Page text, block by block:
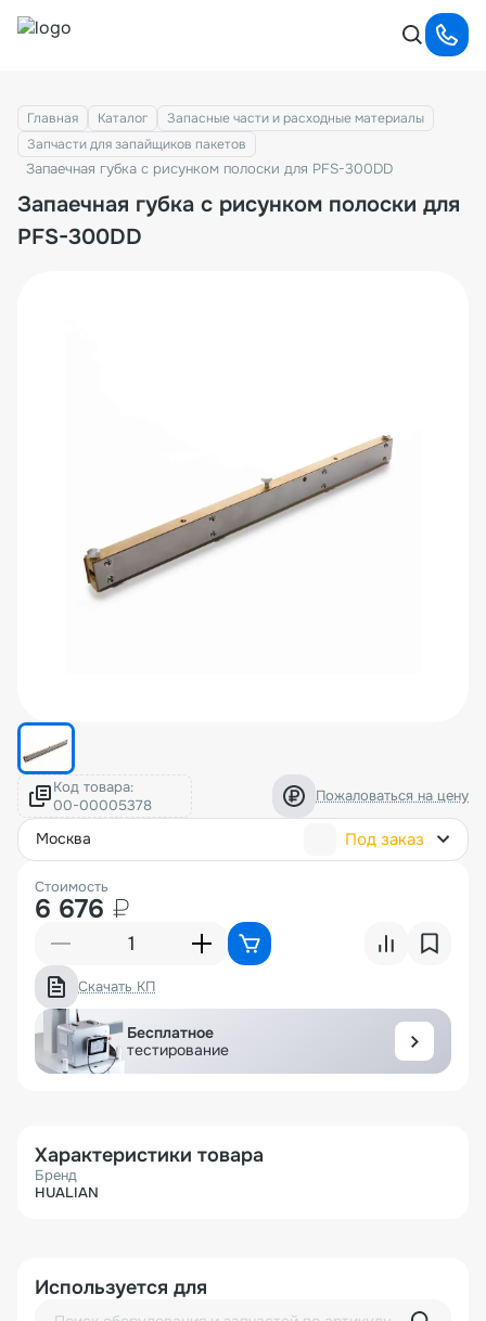
Главная Каталог
Запасные части и расходные материалы
Запчасти для запайщиков пакетов
Запаечная губка с рисунком полоски для PFS-300DD
Запаечная губка с рисунком полоски для
PFS-300DD
Код товара: Пожаловаться на цену
москва Под заказ
Стоимость
6 676 ₽
Скачать КП
Бесплатное
тестирование
Характеристики товара
Бренд
HUALIAN
Используется для